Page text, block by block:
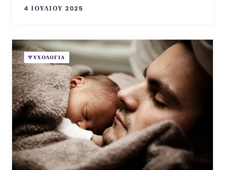
4 ΙΟΥΛΊΟΥ 2025
ΨΥΧΟΛΟΓΙΑ